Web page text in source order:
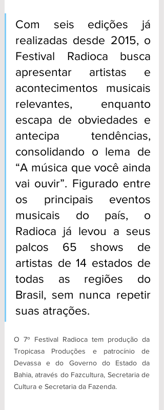
Com seis edições já
realizadas desde 2015, o
Festival Radioca busca
apresentar artistas e
acontecimentos musicais
relevantes, enquanto
escapa de obviedades e
antecipa tendências,
consolidando o lema de
“A música que você ainda
vai ouvir”. Figurado entre
os principais eventos
musicais do país, o
Radioca já levou a seus
palcos 65 shows de
artistas de 14 estados de
todas as regiões do
Brasil, sem nunca repetir
suas atrações.
O 7º Festival Radioca tem produção da
Tropicasa Produções e patrocínio de
Devassa e do Governo do Estado da
Bahia, através do Fazcultura, Secretaria de
Cultura e Secretaria da Fazenda.